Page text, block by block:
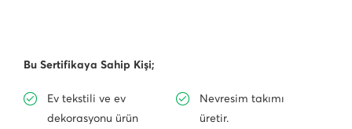
Bu Sertifikaya Sahip Kişi;
Ev tekstili ve ev
dekorasyonu ürün
Nevresim takımı
üretir.